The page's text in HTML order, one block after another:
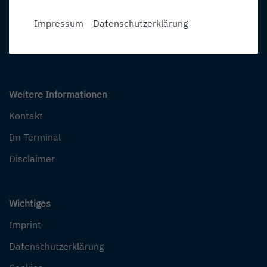
Flüge buchen
Weitere Informationen
Kontakt
Im Terminal
Disclaimer
Wichtiges
Imprint
Datenschutzerklärung
Impressum Datenschutzerklärung